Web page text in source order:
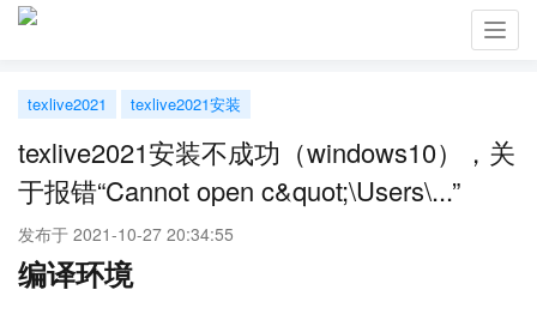
texlive2021 texlive2021安装
texlive2021安装不成功（windows10），关
于报错“Cannot open c&quot;\Users\...”
发布于 2021-10-27 20:34:55
编译环境